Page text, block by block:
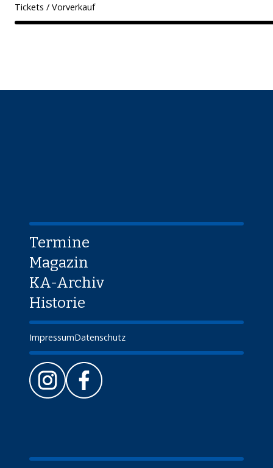
Tickets / Vorverkauf
Termine
Magazin
KA-Archiv
Historie
ImpressumDatenschutz